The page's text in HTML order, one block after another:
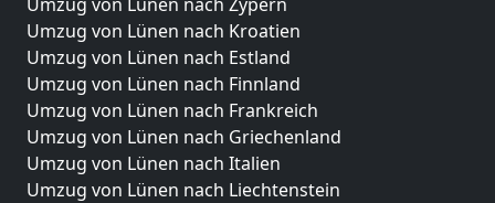
Umzug von Lünen nach Kroatien
Umzug von Lünen nach Estland
Umzug von Lünen nach Finnland
Umzug von Lünen nach Frankreich
Umzug von Lünen nach Griechenland
Umzug von Lünen nach Italien
Umzug von Lünen nach Liechtenstein